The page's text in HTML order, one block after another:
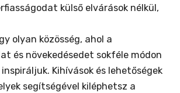
külső elvárások nélkül,
olyan közösség, ahol a
és növekedésedet sokféle módon
Kihívások és lehetőségek
segítségével kiléphetsz a